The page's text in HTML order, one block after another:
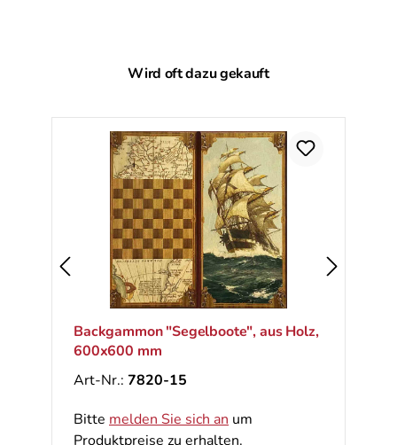
Produktgalerie überspringen
Wird oft dazu gekauft
Backgammon "Segelboote", aus Holz,
600x600 mm
Art-Nr.: 7820-15
Bitte melden Sie sich an um
Produktpreise zu erhalten.